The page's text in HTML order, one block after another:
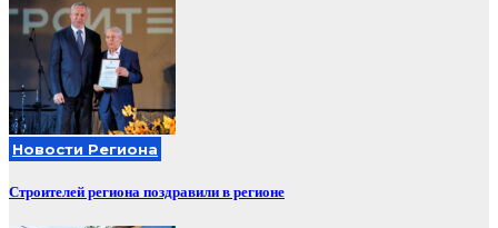
Новости Региона
Строителей региона поздравили в регионе